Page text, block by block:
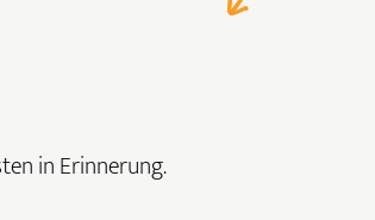
in Erinnerung.